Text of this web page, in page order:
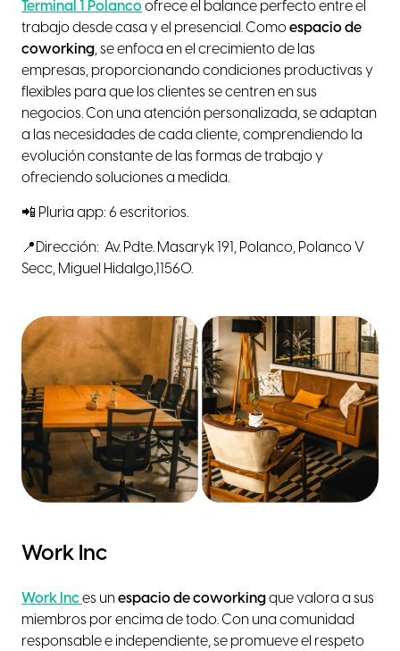
Terminal 1 Polancoofrece el balance perfecto entre el
trabajo desde casa y el presencial. Comoespacio de
coworking, se enfoca en el crecimiento de las
empresas, proporcionando condiciones productivas y
flexibles para que los clientes se centren en sus
negocios. Con una atención personalizada, se adaptan
a las necesidades de cada cliente, comprendiendo la
evolución constante de las formas de trabajo y
ofreciendo soluciones a medida.
📲 Pluria app: 6 escritorios.
📍Dirección: Av. Pdte. Masaryk 191, Polanco, Polanco V
Secc, Miguel Hidalgo,11560.
Work Inc
Work Inc es unespacio de coworkingque valora a sus
miembros por encima de todo. Con una comunidad
responsable e independiente, se promueve el respeto